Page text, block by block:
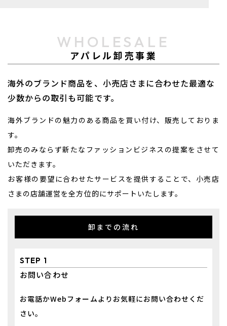
WHOLESALE
アパレル卸売事業
海外のブランド商品を、小売店さまに合わせた最適な
少数からの取引も可能です。
海外ブランドの魅力のある商品を買い付け、販売しておりま
す。
卸売のみならず新たなファッションビジネスの提案をさせて
いただきます。
​​​​​​​お客様の要望に合わせたサービスを提供することで、小売店
さまの店舗運営を全方位的にサポートいたします。
卸までの流れ
STEP 1
お問い合わせ
お電話かWebフォームよりお気軽にお問い合わせくだ
さい。